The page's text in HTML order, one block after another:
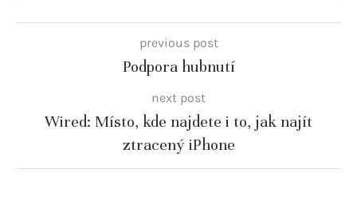
previous post
Podpora hubnutí
next post
Wired: Místo, kde najdete i to, jak najít
ztracený iPhone